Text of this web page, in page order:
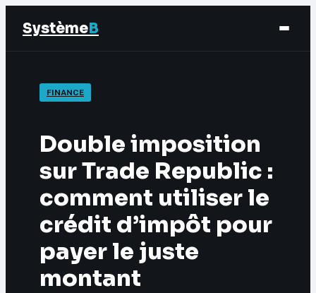
SystèmeB
Finance
Éducation & Emploi
Marketing
FINANCE
Double imposition
sur Trade Republic :
comment utiliser le
crédit d’impôt pour
payer le juste
montant